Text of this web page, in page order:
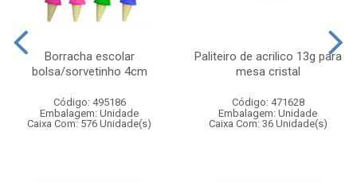
Borracha escolar
bolsa/sorvetinho 4cm
Código: 495186
Embalagem: Unidade
Caixa Com: 576 Unidade(s)
Paliteiro de acrilico 13g para
mesa cristal
Código: 471628
Embalagem: Unidade
Caixa Com: 36 Unidade(s)